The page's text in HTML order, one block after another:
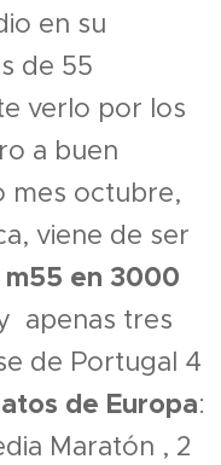
en su
de 55
verlo por los
a buen
mes octubre,
viene de ser
m55 en 3000
apenas tres
de Portugal 4
de Europa:
Maratón , 2